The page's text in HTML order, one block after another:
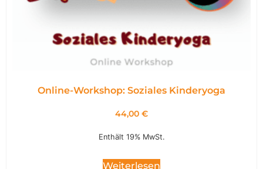
Online-Workshop: Soziales Kinderyoga
44,00 €
Enthält 19% MwSt.
Weiterlesen